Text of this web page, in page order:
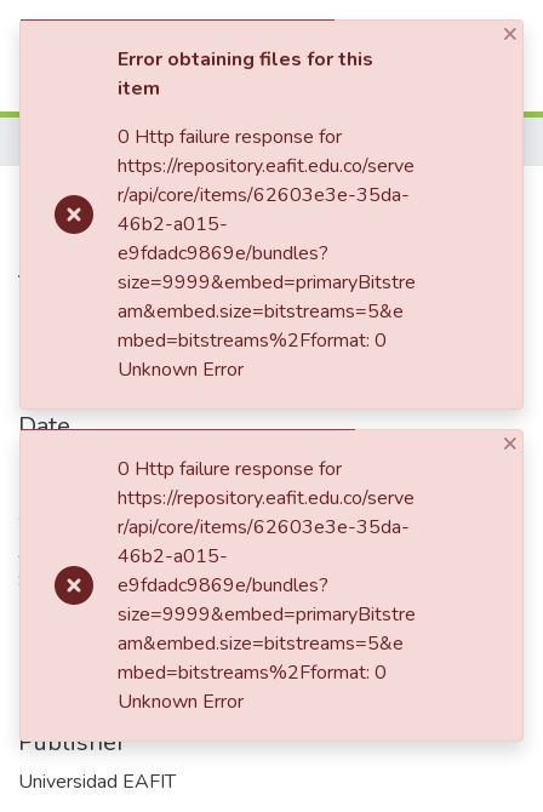
Communities & Collections
All of DSpace
Statistics
Publication:Reporte Burkenroad
: Empresa de
Telecomunicaciones de Bogota
S.A., E.S.P (ETB)
Date
Authors
Alayón González, Jasmín Rocío
Sánchez Luis, Juan Sebastián
dc.contributor.advisor
Mondragón Trujillo, Luis Fernando
Publisher
Universidad EAFIT
×
Error obtaining files for this
item
0 Http failure response for
https://repository.eafit.edu.co/serve
r/api/core/items/62603e3e-35da-
46b2-a015-
e9fdadc9869e/bundles?
size=9999&embed=primaryBitstre
am&embed.size=bitstreams=5&e
mbed=bitstreams%2Fformat: 0
Unknown Error
×
0 Http failure response for
https://repository.eafit.edu.co/serve
r/api/core/items/62603e3e-35da-
46b2-a015-
e9fdadc9869e/bundles?
size=9999&embed=primaryBitstre
am&embed.size=bitstreams=5&e
mbed=bitstreams%2Fformat: 0
Unknown Error